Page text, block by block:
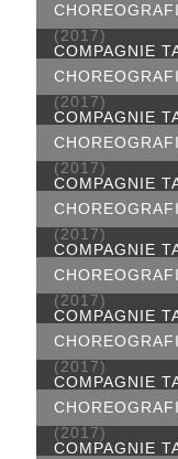
(2017)
COMPAGNIE
(2017)
COMPAGNIE
(2017)
COMPAGNIE
(2017)
COMPAGNIE
(2017)
COMPAGNIE
(2017)
COMPAGNIE
(2017)
COMPAGNIE